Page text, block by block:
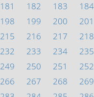
181 182 183 184
198 199 200 201
215 216 217 218
232 233 234 235
249 250 251 252
266 267 268 269